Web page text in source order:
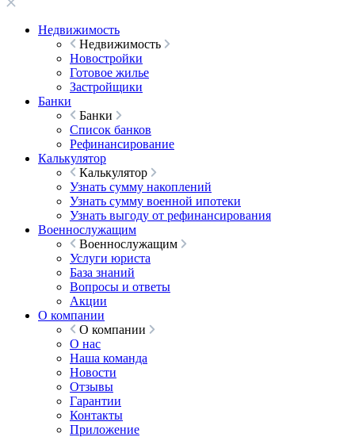
Недвижимость
Недвижимость
Новостройки
Готовое жилье
Застройщики
Банки
Банки
Список банков
Рефинансирование
Калькулятор
Калькулятор
Узнать сумму накоплений
Узнать сумму военной ипотеки
Узнать выгоду от рефинансирования
Военнослужащим
Военнослужащим
Услуги юриста
База знаний
Вопросы и ответы
Акции
О компании
О компании
О нас
Наша команда
Новости
Отзывы
Гарантии
Контакты
Приложение